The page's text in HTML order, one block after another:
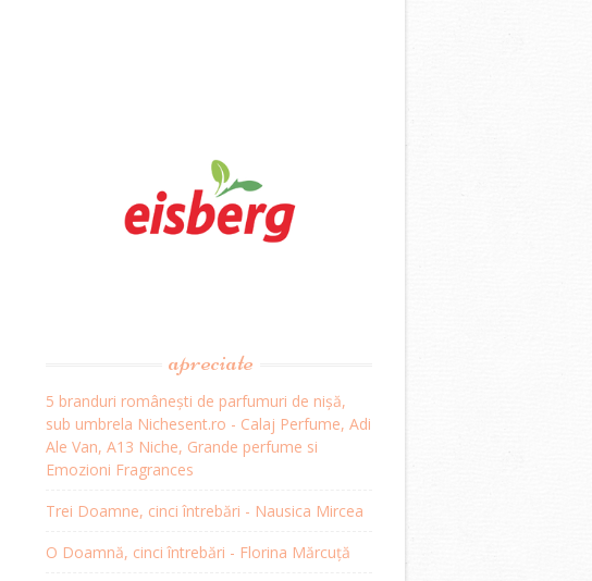
apreciate
5 branduri românești de parfumuri de nișă,
sub umbrela Nichesent.ro - Calaj Perfume, Adi
Ale Van, A13 Niche, Grande perfume si
Emozioni Fragrances
Trei Doamne, cinci întrebări - Nausica Mircea
O Doamnă, cinci întrebări - Florina Mărcuță